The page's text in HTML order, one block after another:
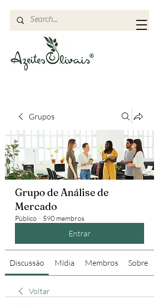
Grupos
Grupo de Análise de
Mercado
Público · 590 membros
Entrar
Discussão Mídia Membros Sobre
Voltar